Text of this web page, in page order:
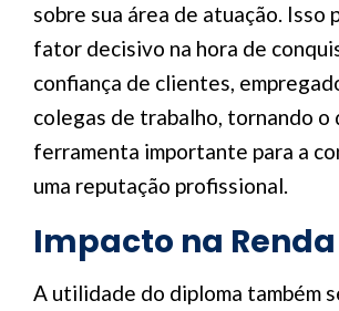
sobre sua área de atuação. Isso
fator decisivo na hora de
confiança de clientes,
colegas de trabalho, tornando o
ferramenta importante para a
uma reputação profissional.
Impacto na Renda
A utilidade do diploma também